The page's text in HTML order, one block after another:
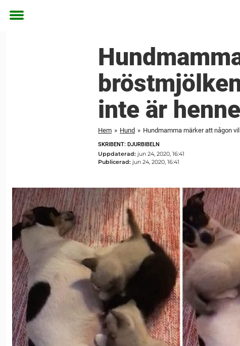
Toggle
inte är
Hem » Hund » Hundmamma märker att någon
SKRIBENT: DJURBIBELN
Uppdaterad: jun 24, 2020, 16:41
Publicerad: jun 24, 2020, 16:41